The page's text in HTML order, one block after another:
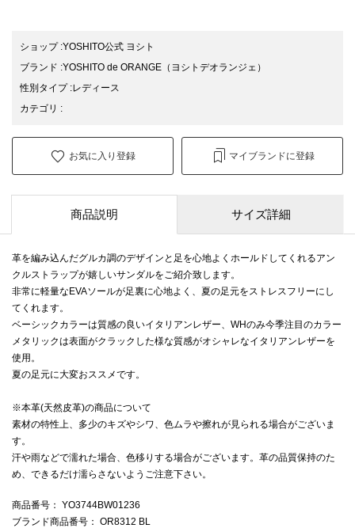
ショップ:YOSHITO公式 ヨシト
ブランド :YOSHITO de ORANGE （ヨシトデオランジェ）
性別タイプ:レディース
カテゴリ :
お気に入り登録 マイブランドに登録
商品説明 サイズ詳細
革を編み込んだグルカ調のデザインと足を心地よくホールドしてくれるアン
クルストラップが嬉しいサンダルをご紹介致します。
非常に軽量なEVAソールが足裏に心地よく、夏の足元をストレスフリーにし
てくれます。
ベーシックカラーは質感の良いイタリアンレザー、WHのみ今季注目のカラー
メタリックは表面がクラックした様な質感がオシャレなイタリアンレザーを
使用。
夏の足元に大変おススメです。
※本革(天然皮革)の商品について
素材の特性上、多少のキズやシワ、色ムラや擦れが見られる場合がございま
す。
汗や雨などで濡れた場合、色移りする場合がございます。革の品質保持のた
め、できるだけ濡らさないようご注意下さい。
商品番号 ： YO3744BW01236
ブランド商品番号 ： OR8312 BL